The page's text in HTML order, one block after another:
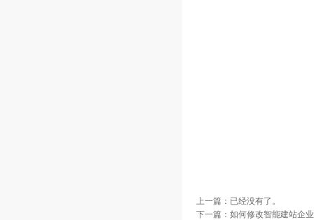
上一篇：已经没有了。
下一篇： 如何修改智能建站企